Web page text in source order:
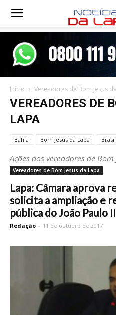
Notícias
Lapa
Início Vereadores de Bom Jesus
VEREADORES DE
LAPA
Bahia Bom Jesus da Lapa Brasil
Ações dos vereadores de Bom
Vereadores de Bom Jesus da Lapa
Lapa: Câmara aprova
solicita a ampliação e
pública do João Paulo II
Redação - 11 de outubro de 2017